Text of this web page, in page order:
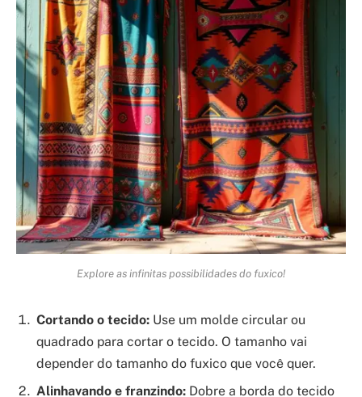
Explore as infinitas possibilidades do fuxico!
Cortando o tecido: Use um molde circular ou
quadrado para cortar o tecido. O tamanho vai
depender do tamanho do fuxico que você quer.
Alinhavando e franzindo: Dobre a borda do tecido